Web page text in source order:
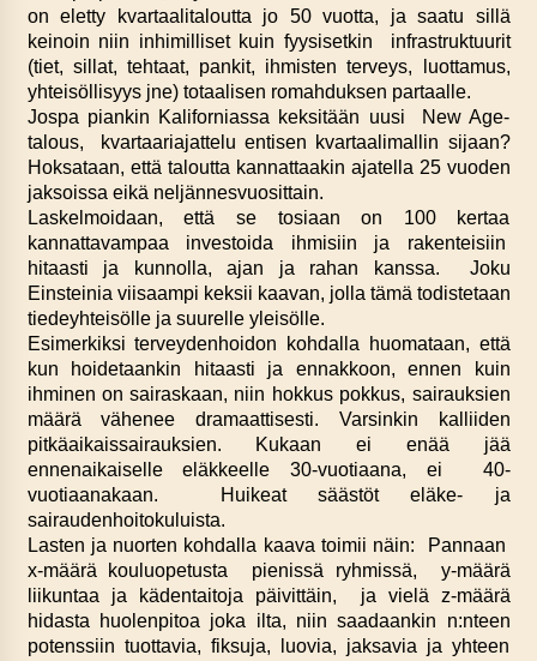
on eletty kvartaalitaloutta jo 50 vuotta, ja saatu sillä
keinoin niin inhimilliset kuin fyysisetkin infrastruktuurit
(tiet, sillat, tehtaat, pankit, ihmisten terveys, luottamus,
yhteisöllisyys jne) totaalisen romahduksen partaalle.
Jospa piankin Kaliforniassa keksitään uusi New Age-
talous, kvartaariajattelu entisen kvartaalimallin sijaan?
Hoksataan, että taloutta kannattaakin ajatella 25 vuoden
jaksoissa eikä neljännesvuosittain.
Laskelmoidaan, että se tosiaan on 100 kertaa
kannattavampaa investoida ihmisiin ja rakenteisiin
hitaasti ja kunnolla, ajan ja rahan kanssa. Joku
Einsteinia viisaampi keksii kaavan, jolla tämä todistetaan
tiedeyhteisölle ja suurelle yleisölle.
Esimerkiksi terveydenhoidon kohdalla huomataan, että
kun hoidetaankin hitaasti ja ennakkoon, ennen kuin
ihminen on sairaskaan, niin hokkus pokkus, sairauksien
määrä vähenee dramaattisesti. Varsinkin kalliiden
pitkäaikaissairauksien. Kukaan ei enää jää
ennenaikaiselle eläkkeelle 30-vuotiaana, ei 40-
vuotiaanakaan. Huikeat säästöt eläke- ja
sairaudenhoitokuluista.
Lasten ja nuorten kohdalla kaava toimii näin: Pannaan
x-määrä kouluopetusta pienissä ryhmissä, y-määrä
liikuntaa ja kädentaitoja päivittäin, ja vielä z-määrä
hidasta huolenpitoa joka ilta, niin saadaankin n:nteen
potenssiin tuottavia, fiksuja, luovia, jaksavia ja yhteen